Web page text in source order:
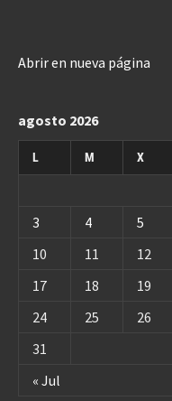
Abrir en nueva página
agosto 2026
L M X
« Jul
3
4 5
10
11 12
17
18 19
24
25 26
31